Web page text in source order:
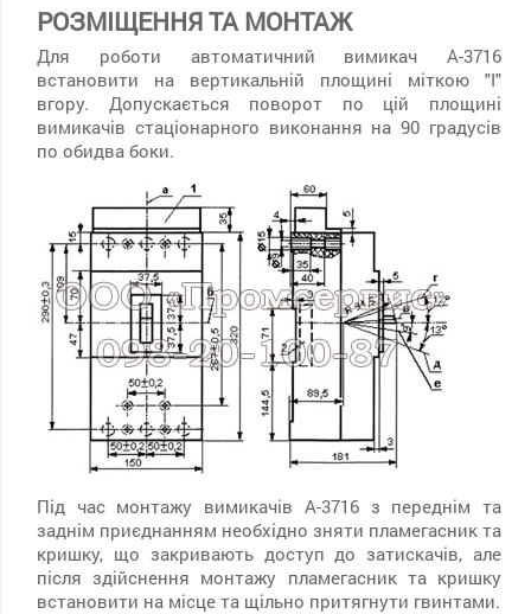
РОЗМІЩЕННЯ ТА МОНТАЖ
Для роботи автоматичний вимикач А-3716
встановити на вертикальній площині міткою "I"
вгору. Допускається поворот по цій площині
вимикачів стаціонарного виконання на 90 градусів
по обидва боки.
Під час монтажу вимикачів А-3716 з переднім та
заднім приєднанням необхідно зняти пламегасник та
кришку, що закривають доступ до затискачів, але
після здійснення монтажу пламегасник та кришку
встановити на місце та щільно притягнути гвинтами.